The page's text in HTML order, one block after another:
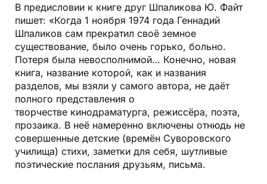
В предисловии к книге друг Шпаликова Ю. Файт
пишет: «Когда 1 ноября 1974 года Геннадий
Шпаликов сам прекратил своё земное
существование, было очень горько, больно.
Потеря была невосполнимой… Конечно, новая
книга, название которой, как и названия
разделов, мы взяли у самого автора, не даёт
полного представления о
творчестве кинодраматурга, режиссёра, поэта,
прозаика. В неё намеренно включены отнюдь не
совершенные детские (времён Суворовского
училища) стихи, заметки для себя, шутливые
поэтические послания друзьям, письма.